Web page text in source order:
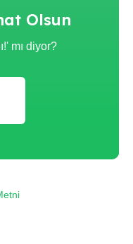
Olsun
mı diyor?